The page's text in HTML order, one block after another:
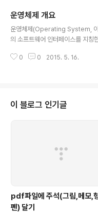
수 있는 기술자가 다른 시스템을
장히 고가의 기기였으며 한 시스
더라도 추가적인 비용이 드는 구조
운영체제 개요
운영체제(Operating System, 이
의 소프트웨어 인터페이스를 지칭
다. [그림 1] OS의 개념도 운영 체
으며 OS X, iOS 는 BSD 라는 OS
스(unix)에서 유래되었다. 리눅스
0 0 2015. 5. 16.
이 블로그 인기글
pdf파일에 주석(그림,메모,
펜) 달기